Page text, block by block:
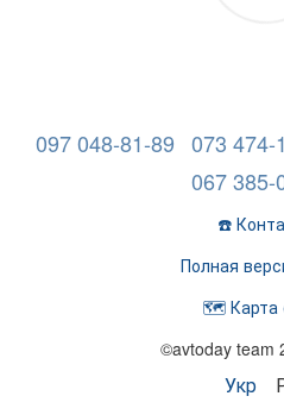
097 048-81-89 073 474-
067 385-
☎️
Полная
🗺️ Карта
©avtoday team
Укр